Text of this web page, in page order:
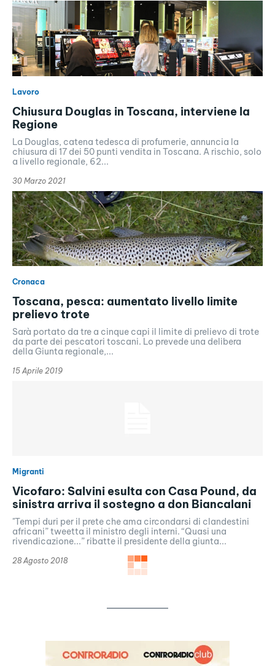
Lavoro
Chiusura Douglas in Toscana, interviene la
Regione
La Douglas, catena tedesca di profumerie, annuncia la
chiusura di 17 dei 50 punti vendita in Toscana. A rischio, solo
a livello regionale, 62...
30 Marzo 2021
Cronaca
Toscana, pesca: aumentato livello limite
prelievo trote
Sarà portato da tre a cinque capi il limite di prelievo di trote
da parte dei pescatori toscani. Lo prevede una delibera
della Giunta regionale,...
15 Aprile 2019
Migranti
Vicofaro: Salvini esulta con Casa Pound, da
sinistra arriva il sostegno a don Biancalani
"Tempi duri per il prete che ama circondarsi di clandestini
africani” tweetta il ministro degli interni. “Quasi una
rivendicazione...” ribatte il presidente della giunta...
28 Agosto 2018